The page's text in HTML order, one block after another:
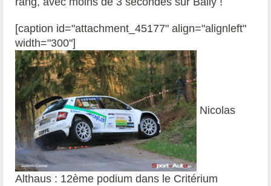
[caption id="attachment_45177" align="alignleft"
width="300"]
Nicolas
Althaus : 12ème podium dans le Critérium